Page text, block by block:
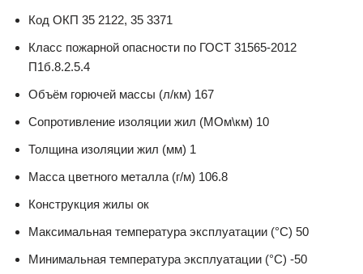
Код ОКП 35 2122, 35 3371
Класс пожарной опасности по ГОСТ 31565-2012
П1б.8.2.5.4
Объём горючей массы (л/км) 167
Сопротивление изоляции жил (МОм\км) 10
Толщина изоляции жил (мм) 1
Масса цветного металла (г/м) 106.8
Конструкция жилы ок
Максимальная температура эксплуатации (°С) 50
Минимальная температура эксплуатации (°С) -50